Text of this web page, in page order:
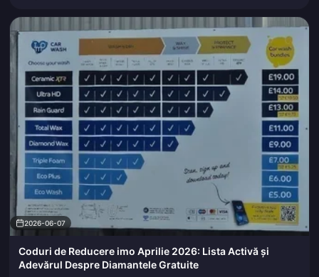
2026-06-07
Coduri de Reducere imo Aprilie 2026: Lista Activă și
Adevărul Despre Diamantele Gratuite